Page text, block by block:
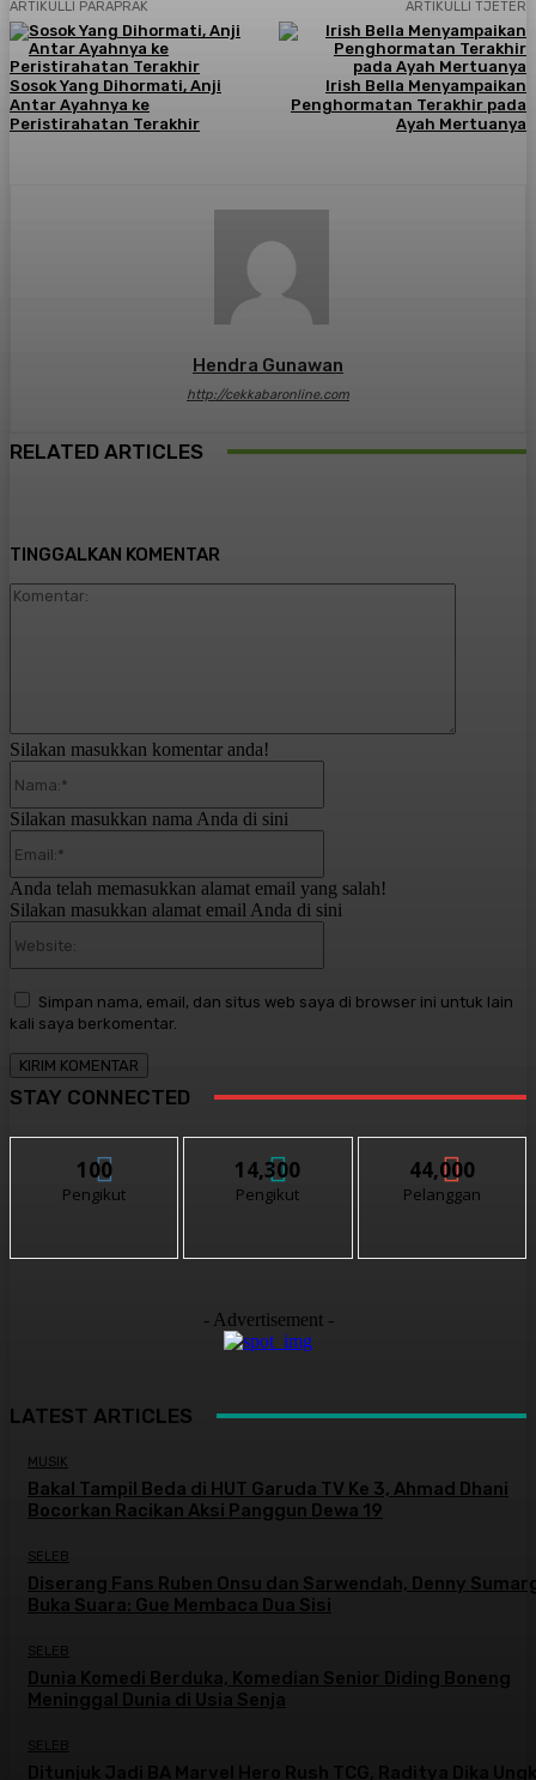
ARTIKULLI PARAPRAK
Sosok Yang Dihormati, Anji
Antar Ayahnya ke
Peristirahatan Terakhir
ARTIKULLI TJETËR
Irish Bella Menyampaikan
Penghormatan Terakhir pada
Ayah Mertuanya
Hendra Gunawan
http://cekkabaronline.com
RELATED ARTICLES
TINGGALKAN KOMENTAR
Silakan masukkan komentar anda!
Silakan masukkan nama Anda di sini
Anda telah memasukkan alamat email yang salah!
Silakan masukkan alamat email Anda di sini
Simpan nama, email, dan situs web saya di browser ini untuk lain
kali saya berkomentar.
STAY CONNECTED
100
Pengikut
14,300
Pengikut
44,000
Pelanggan
- Advertisement -
LATEST ARTICLES
MUSIK
Bakal Tampil Beda di HUT Garuda TV Ke 3, Ahmad Dhani
Bocorkan Racikan Aksi Panggun Dewa 19
SELEB
Diserang Fans Ruben Onsu dan Sarwendah, Denny
Buka Suara: Gue Membaca Dua Sisi
SELEB
Dunia Komedi Berduka, Komedian Senior Diding Boneng
Meninggal Dunia di Usia Senja
SELEB